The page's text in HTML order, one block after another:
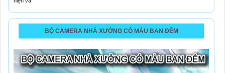
BỘ CAMERA NHÀ XƯỞNG CÓ MÀU BAN ĐÊM